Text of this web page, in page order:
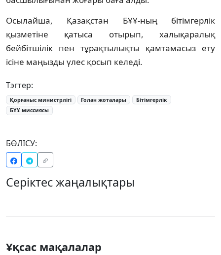
Осылайша, Қазақстан БҰҰ-ның бітімгерлік
қызметіне қатыса отырып, халықаралық
бейбітшілік пен тұрақтылықты қамтамасыз ету
ісіне маңызды үлес қосып келеді.
Тэгтер:
Қорғаныс министрлігі Голан жоталары
Бітімгерлік
БҰҰ миссиясы
БӨЛІСУ:
Серіктес жаңалықтары
Ұқсас мақалалар